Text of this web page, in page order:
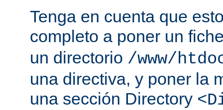
Tenga en cuenta que
completo a poner un
un directorio /www/
una directiva, y poner la
una sección Directory